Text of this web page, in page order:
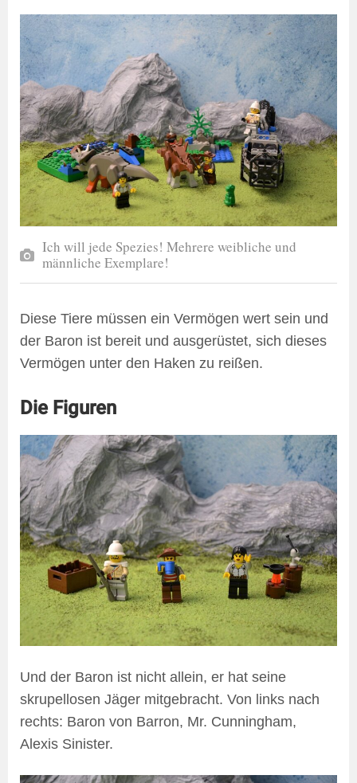
Ich will jede Spezies! Mehrere weibliche und
männliche Exemplare!
Diese Tiere müssen ein Vermögen wert sein und
der Baron ist bereit und ausgerüstet, sich dieses
Vermögen unter den Haken zu reißen.
Die Figuren
Und der Baron ist nicht allein, er hat seine
skrupellosen Jäger mitgebracht. Von links nach
rechts: Baron von Barron, Mr. Cunningham,
Alexis Sinister.